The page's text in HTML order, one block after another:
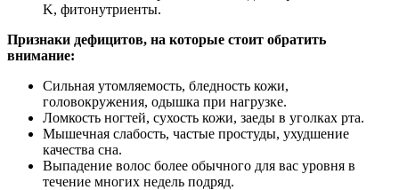
K, фитонутриенты.
Признаки дефицитов, на которые стоит обратить
внимание:
Сильная утомляемость, бледность кожи,
головокружения, одышка при нагрузке.
Ломкость ногтей, сухость кожи, заеды в уголках рта.
Мышечная слабость, частые простуды, ухудшение
качества сна.
Выпадение волос более обычного для вас уровня в
течение многих недель подряд.